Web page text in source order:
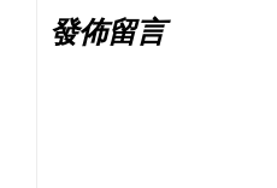
發佈留言